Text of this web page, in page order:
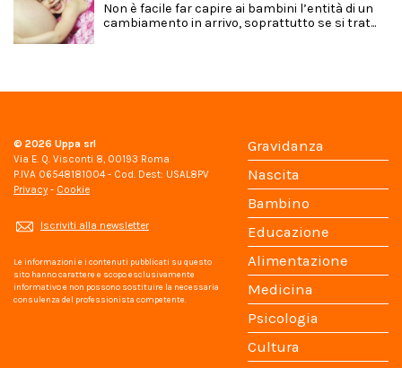
Non è facile far capire ai bambini l’entità di un
cambiamento in arrivo, soprattutto se si trat...
© 2026 Uppa srl
Via E. Q. Visconti 8, 00193 Roma
P.IVA 06548181004 - Cod. Dest: USAL8PV
Privacy - Cookie
Iscriviti alla newsletter
Le informazioni e i contenuti pubblicati su questo
sito hanno carattere e scopo esclusivamente
informativo e non possono sostituire la necessaria
consulenza del professionista competente.
Gravidanza
Nascita
Bambino
Educazione
Alimentazione
Medicina
Psicologia
Cultura